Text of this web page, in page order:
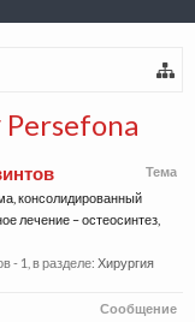
Тема
консолидированный
лечение – остеосинтез,
- 1, в разделе: Хирургия
Сообщение